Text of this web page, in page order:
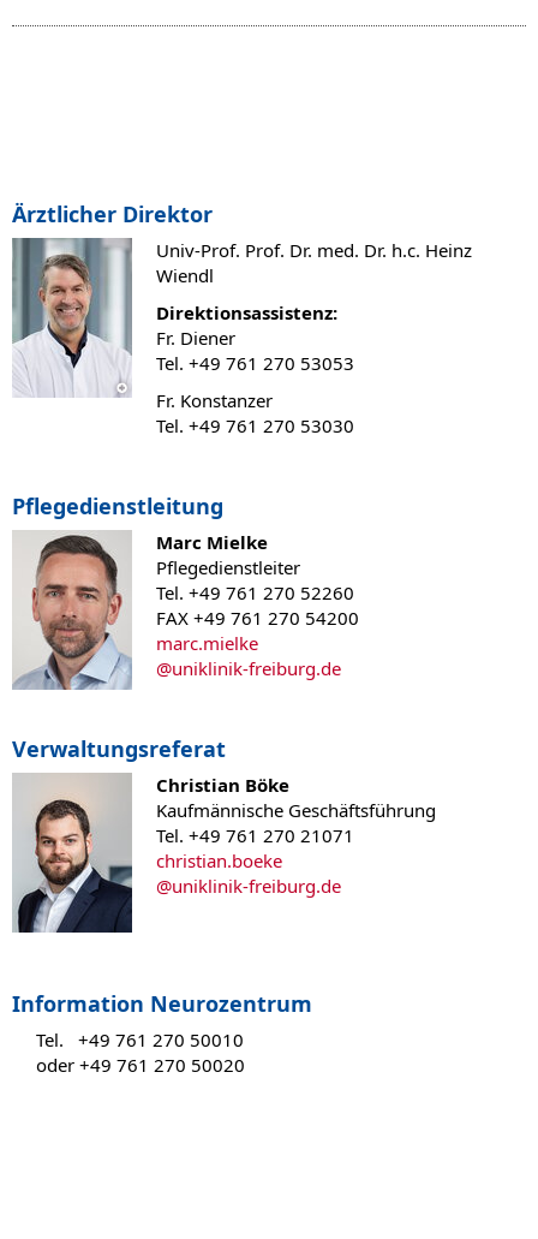
Ärztlicher Direktor
Univ-Prof. Prof. Dr. med. Dr. h.c. Heinz
Wiendl
Direktionsassistenz:
Fr. Diener
Tel. +49 761 270 53053
Fr. Konstanzer
Tel. +49 761 270 53030
Pflegedienstleitung
Marc Mielke
Pflegedienstleiter
Tel. +49 761 270 52260
FAX +49 761 270 54200
marc.mielke
@uniklinik-freiburg.de
Verwaltungsreferat
Christian Böke
Kaufmännische Geschäftsführung
Tel. +49 761 270 21071
christian.boeke
@uniklinik-freiburg.de
Information Neurozentrum
Tel. +49 761 270 50010
oder +49 761 270 50020